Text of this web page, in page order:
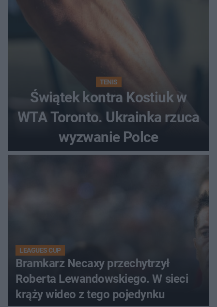
TENIS
Świątek kontra Kostiuk w
WTA Toronto. Ukrainka rzuca
wyzwanie Polce
LEAGUES CUP
Bramkarz Necaxy przechytrzył
Roberta Lewandowskiego. W sieci
krąży wideo z tego pojedynku